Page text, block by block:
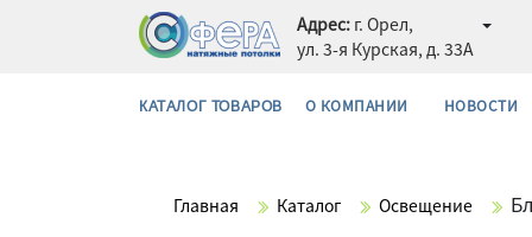
Адрес: г. Орел,
ул. 3-я Курская, д. 33А
КАТАЛОГ ТОВАРОВ О КОМПАНИИ НОВОСТИ
Главная Каталог Освещение